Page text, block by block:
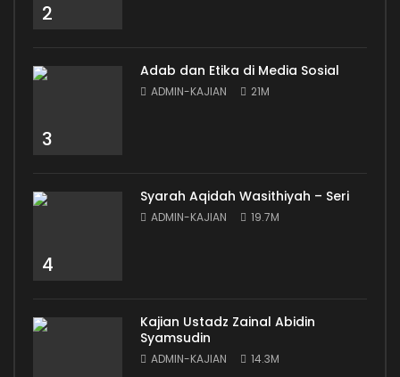
2
3
Adab dan Etika di Media Sosial
ADMIN-KAJIAN 21M
4
Syarah Aqidah Wasithiyah – Seri
ADMIN-KAJIAN 19.7M
Kajian Ustadz Zainal Abidin
Syamsudin
ADMIN-KAJIAN 14.3M